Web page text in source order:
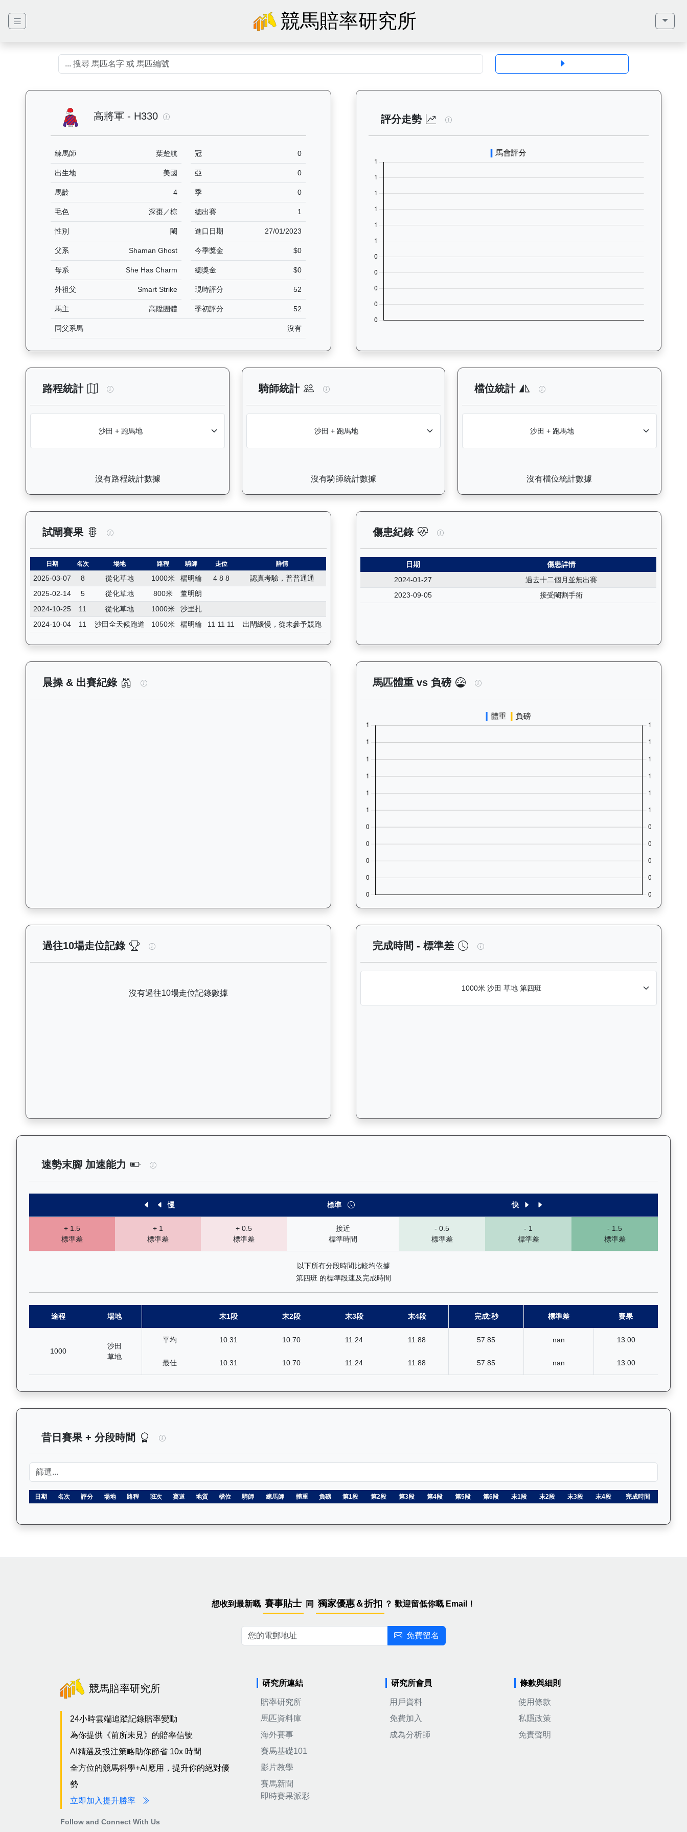
競馬賠率研究所
高將軍 - H330 高將軍（H330）— 馬匹基本資料：查看香港賽馬會賽駒的完整檔案，包括練馬師、出生地、馬齡、毛色、性別
練馬師 葉楚航 冠 0
出生地 美國 亞 0
馬齡 4 季 0
毛色 深棗／棕 總出賽 1
性別 閹 進口日期 27/01/2023
父系 Shaman Ghost 今季獎金 $0
母系 She Has Charm 總獎金 $0
外祖父 Smart Strike 現時評分 52
馬主 高陞團體 季初評分 52
同父系馬 沒有
評分走勢 高將軍（H330）— 評分走勢圖表：追蹤香港賽馬
路程統計 高將軍（H330）— 路程統計分析：查看香港賽駒在不同途程距離（1000米至2400米）的出賽次數與入位率統計，支援按
沒有路程統計數據
騎師統計 高將軍（H330）— 騎師統計分析：查看各騎師策騎此馬匹的出賽次數與入
沒有騎師統計數據
檔位統計 高將軍（H330）— 檔位統計
沒有檔位統計數據
試閘賽果 高將軍（H330）— 試閘賽果紀錄：查看馬匹所有試閘（Barrier Trial）的歷史成績，包括日期、名次、場地、路程、騎師
日期 名次 場地 路程 騎師 走位 詳情
2025-03-07 8 從化草地 1000米 楊明綸 4 8 8
認真考驗，普普通通
2025-02-14
5 從化草地 800米
董明朗
2024-10-25
11 從化草地 1000米
沙里扎
2024-10-04
11 沙田全天候跑道 1050米 楊明綸 11 11 11 出閘緩慢，從未參予競跑
傷患紀錄 高將軍（H330）— 傷患紀錄：查看馬匹完整的獸醫
日期
傷患詳情
2024-01-27
過去十二個月並無出賽
2023-09-05
接受閹割手術
晨操 & 出賽紀錄 高將軍（H330）— 晨操及出賽紀錄圖表：以月度圖表顯示馬匹訓練活動（慢跑、游泳、快跑）及試閘、正式出賽
馬匹體重 vs 負磅 高將軍（H330）— 馬匹體重與負磅走勢圖
過往10場走位記錄 高將軍（H330）— 過往走位記錄圖表：查看馬匹最近10場比賽的走位變化趨勢，分析馬匹的跑法風格和衝線
沒有過往10場走位記錄數據
完成時間 - 標準差 高將軍（H330）— 完成時間標準差分析：
速勢末腳 加速能力 高將軍（H330）— 速勢末腳加速能力分析：查看馬匹在各途程和場地的詳細分段時間（末1段至末4段），以顏
慢 標準 快
+ 1.5
標準差
+ 1
標準差
+ 0.5
標準差
接近
標準時間
- 0.5
標準差
- 1
標準差
- 1.5
標準差
以下所有分段時間比較均依據
第四班 的標準段速及完成時間
途程 場地 末1段 末2段 末3段 末4段 完成:秒 標準差 賽果
1000
沙田
草地
平均 10.31 10.70 11.24 11.88 57.85 nan 13.00
最佳 10.31 10.70 11.24 11.88 57.85 nan 13.00
昔日賽果 + 分段時間 高將軍（H330）— 昔日賽果及分段時間紀錄：馬匹完整的過往賽事資料庫，包括所有比賽的詳細數據和分段
日期 名次 評分 場地 路程 班次 賽道 地質 檔位 騎師 練馬師 體重 負磅 第1段 第2段 第3段 第4段 第5段 第6段 末1段 末2段 末3段 末4段 完成時間
想收到最新嘅 賽事貼士 同 獨家優惠＆折扣 ？ 歡迎留低你嘅 Email！
免費留名
競馬賠率研究所
24小時雲端追蹤記錄賠率變動
為你提供《前所未見》的賠率信號
AI精選及投注策略助你節省 10x 時間
全方位的競馬科學+AI應用，提升你的絕對優
勢
立即加入提升勝率
Follow and Connect With Us
研究所連結
賠率研究所
馬匹資料庫
海外賽事
賽馬基礎101
影片教學
賽馬新聞
即時賽果派彩
研究所會員
用戶資料
免費加入
成為分析師
條款與細則
使用條款
私隱政策
免責聲明